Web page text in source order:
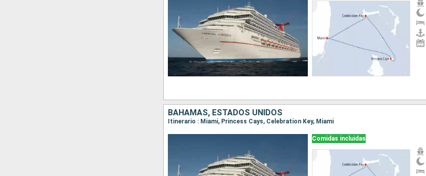
BAHAMAS, ESTADOS UNIDOS
Itinerario : Miami, Princess Cays, Celebration Key, Miami
Comidas incluidas